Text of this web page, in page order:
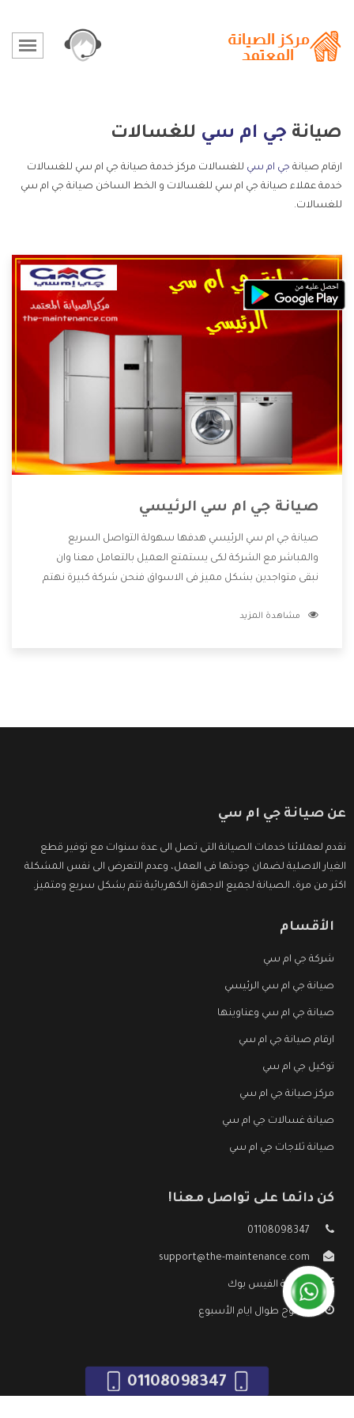
صيانة جي ام سي للغسالات
ارقام صيانة جي ام سي للغسالات مركز خدمة صيانة جي ام سي للغسالات
خدمة عملاء صيانة جي ام سي للغسالات و الخط الساخن صيانة جي ام سي
للغسالات.
صيانة جي ام سي الرئيسي
صيانة جي ام سي الرئيسي هدفها سهولة التواصل السريع
والمباشر مع الشركة لكى يستمتع العميل بالتعامل معنا وان
نبقى متواجدين بشكل مميز فى الاسواق فنحن شركة كبيرة نهتم
الشركة بها والتى تكون منها خدمة الصيانة التى تكون من أهم
مشاهدة المزيد
عن صيانة جي ام سي
نقدم لعملائنا خدمات الصيانة التى تصل الى عدة سنوات مع توفير قطع
الغيار الاصلية لضمان جودتها فى العمل، وعدم التعرض الى نفس المشكلة
اكثر من مرة، الصيانة لجميع الاجهزة الكهربائية تتم بشكل سريع ومتميز.
الأقسام
شركة جي ام سي
صيانة جي ام سي الرئيسي
صيانة جي ام سي وعناوينها
ارقام صيانة جي ام سي
توكيل جي ام سي
مركز صيانة جي ام سي
صيانة غسالات جي ام سي
صيانة ثلاجات جي ام سي
كن دائما على تواصل معنا!
01108098347
support@the-maintenance.com
صفحة الفيس بوك
مفتوح طوال ايام الأسبوع
01108098347